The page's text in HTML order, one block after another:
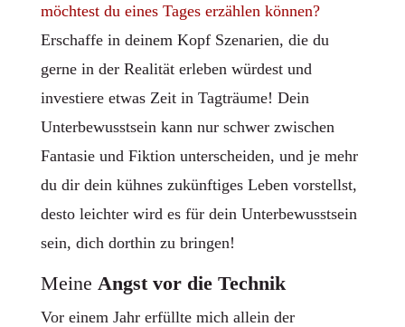
möchtest du eines Tages erzählen können?
Erschaffe in deinem Kopf Szenarien, die du
gerne in der Realität erleben würdest und
investiere etwas Zeit in Tagträume! Dein
Unterbewusstsein kann nur schwer zwischen
Fantasie und Fiktion unterscheiden, und je mehr
du dir dein kühnes zukünftiges Leben vorstellst,
desto leichter wird es für dein Unterbewusstsein
sein, dich dorthin zu bringen!
Meine Angst vor die Technik
Vor einem Jahr erfüllte mich allein der